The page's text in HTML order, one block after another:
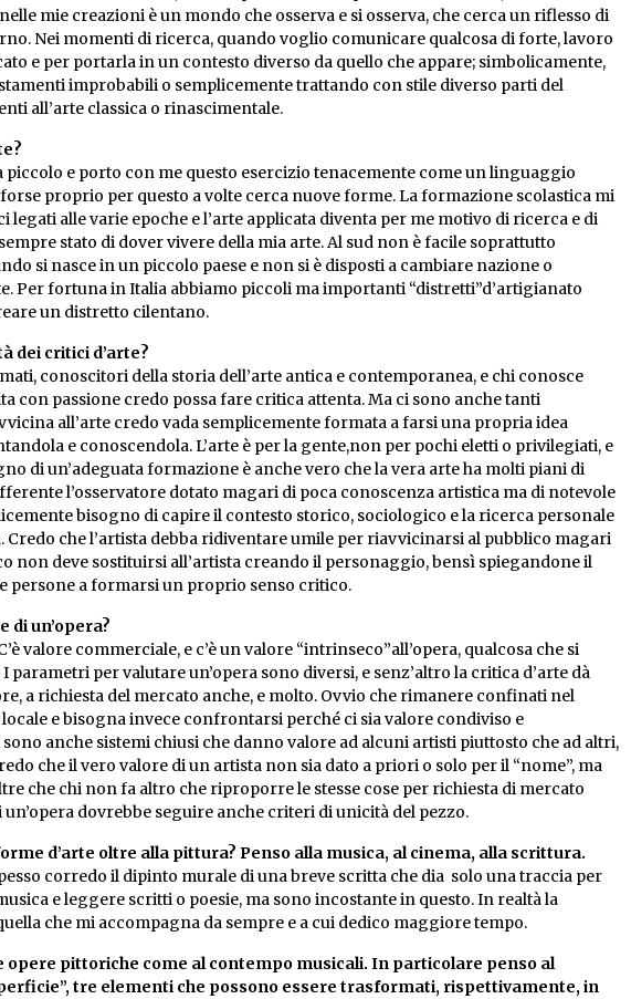
mie creazioni è un mondo che osserva e si osserva, che cerca un riflesso di
Nei momenti di ricerca, quando voglio comunicare qualcosa di forte, lavoro
e per portarla in un contesto diverso da quello che appare; simbolicamente,
improbabili o semplicemente trattando con stile diverso parti del
all’arte classica o rinascimentale.
piccolo e porto con me questo esercizio tenacemente come un linguaggio
proprio per questo a volte cerca nuove forme. La formazione scolastica mi
alle varie epoche e l’arte applicata diventa per me motivo di ricerca e di
stato di dover vivere della mia arte. Al sud non è facile soprattutto
si nasce in un piccolo paese e non si è disposti a cambiare nazione o
Per fortuna in Italia abbiamo piccoli ma importanti “distretti”d’artigianato
un distretto cilentano.
dei critici d’arte?
conoscitori della storia dell’arte antica e contemporanea, e chi conosce
con passione credo possa fare critica attenta. Ma ci sono anche tanti
all’arte credo vada semplicemente formata a farsi una propria idea
e conoscendola. L’arte è per la gente,non per pochi eletti o privilegiati, e
di un’adeguata formazione è anche vero che la vera arte ha molti piani di
l’osservatore dotato magari di poca conoscenza artistica ma di notevole
bisogno di capire il contesto storico, sociologico e la ricerca personale
Credo che l’artista debba ridiventare umile per riavvicinarsi al pubblico magari
non deve sostituirsi all’artista creando il personaggio, bensì spiegandone il
persone a formarsi un proprio senso critico.
di un’opera?
valore commerciale, e c’è un valore “intrinseco”all’opera, qualcosa che si
parametri per valutare un’opera sono diversi, e senz’altro la critica d’arte dà
a richiesta del mercato anche, e molto. Ovvio che rimanere confinati nel
e bisogna invece confrontarsi perché ci sia valore condiviso e
anche sistemi chiusi che danno valore ad alcuni artisti piuttosto che ad altri,
che il vero valore di un artista non sia dato a priori o solo per il “nome”, ma
che chi non fa altro che riproporre le stesse cose per richiesta di mercato
dovrebbe seguire anche criteri di unicità del pezzo.
d’arte oltre alla pittura? Penso alla musica, al cinema, alla scrittura.
corredo il dipinto murale di una breve scritta che dia solo una traccia per
e leggere scritti o poesie, ma sono incostante in questo. In realtà la
che mi accompagna da sempre e a cui dedico maggiore tempo.
opere pittoriche come al contempo musicali. In particolare penso al
tre elementi che possono essere trasformati, rispettivamente, in